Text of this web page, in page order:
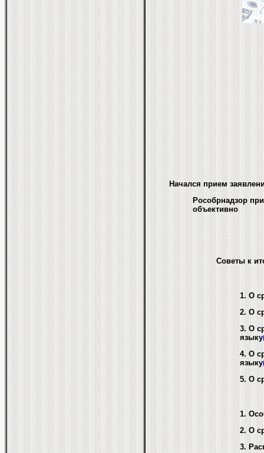
Начался прием
Рособрнадзор
объективно
Советы к
1. О
2. О
3. О
языку
4. О
языку
5. О
1.
2. О
3.